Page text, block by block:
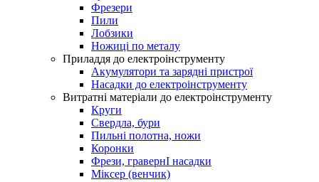
Фрезери
Пили
Лобзики
Ножиці по металу
Приладдя до електроінструменту
Акумулятори та зарядні пристрої
Насадки до електроінструменту
Витратні матеріали до електроінструменту
Круги
Свердла, бури
Пильні полотна, ножи
Коронки
Фрези, гравернІ насадки
Міксер (венчик)